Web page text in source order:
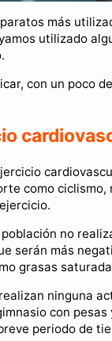
más
utilizado
con un poco
como
no
serán más
grasas
ninguna
con
periodo de